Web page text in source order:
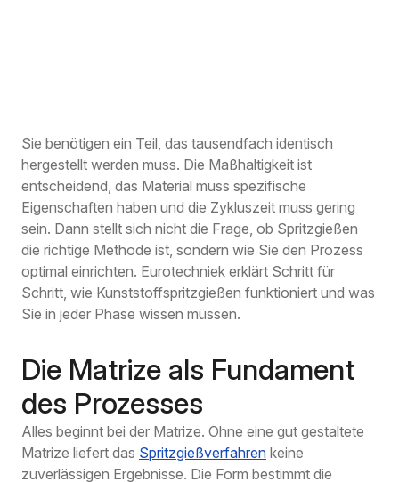
Sie benötigen ein Teil, das tausendfach identisch
hergestellt werden muss. Die Maßhaltigkeit ist
entscheidend, das Material muss spezifische
Eigenschaften haben und die Zykluszeit muss gering
sein. Dann stellt sich nicht die Frage, ob Spritzgießen
die richtige Methode ist, sondern wie Sie den Prozess
optimal einrichten. Eurotechniek erklärt Schritt für
Schritt, wie Kunststoffspritzgießen funktioniert und was
Sie in jeder Phase wissen müssen.
Die Matrize als Fundament
des Prozesses
Alles beginnt bei der Matrize. Ohne eine gut gestaltete
Matrize liefert das Spritzgießverfahren keine
zuverlässigen Ergebnisse. Die Form bestimmt die